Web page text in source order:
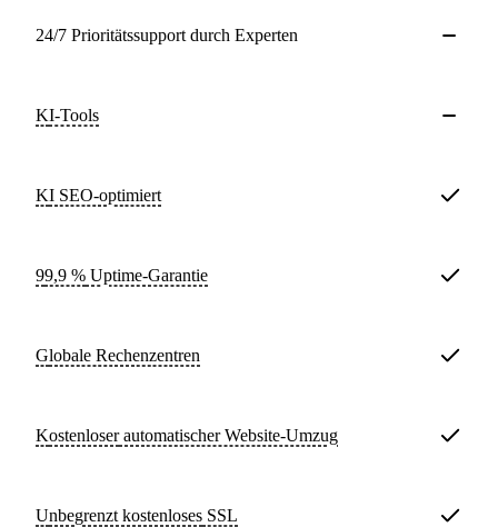
24/7 Prioritätssupport durch Experten
KI-Tools
KI SEO-optimiert
99,9 % Uptime-Garantie
Globale Rechenzentren
Kostenloserautomatischer Website-Umzug
Unbegrenzt kostenloses SSL